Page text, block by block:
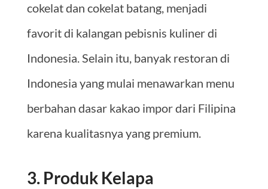
cokelat dan cokelat batang, menjadi
favorit di kalangan pebisnis kuliner di
Indonesia. Selain itu, banyak restoran di
Indonesia yang mulai menawarkan menu
berbahan dasar kakao impor dari Filipina
karena kualitasnya yang premium.
3. Produk Kelapa